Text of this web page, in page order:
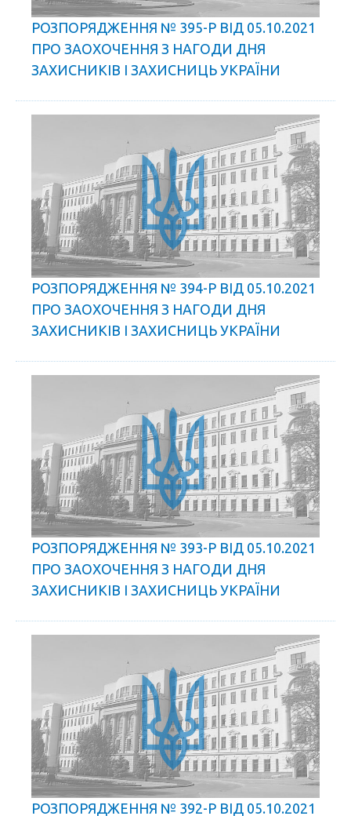
РОЗПОРЯДЖЕННЯ № 395-Р ВІД 05.10.2021
ПРО ЗАОХОЧЕННЯ З НАГОДИ ДНЯ
ЗАХИСНИКІВ І ЗАХИСНИЦЬ УКРАЇНИ
РОЗПОРЯДЖЕННЯ № 394-Р ВІД 05.10.2021
ПРО ЗАОХОЧЕННЯ З НАГОДИ ДНЯ
ЗАХИСНИКІВ І ЗАХИСНИЦЬ УКРАЇНИ
РОЗПОРЯДЖЕННЯ № 393-Р ВІД 05.10.2021
ПРО ЗАОХОЧЕННЯ З НАГОДИ ДНЯ
ЗАХИСНИКІВ І ЗАХИСНИЦЬ УКРАЇНИ
РОЗПОРЯДЖЕННЯ № 392-Р ВІД 05.10.2021